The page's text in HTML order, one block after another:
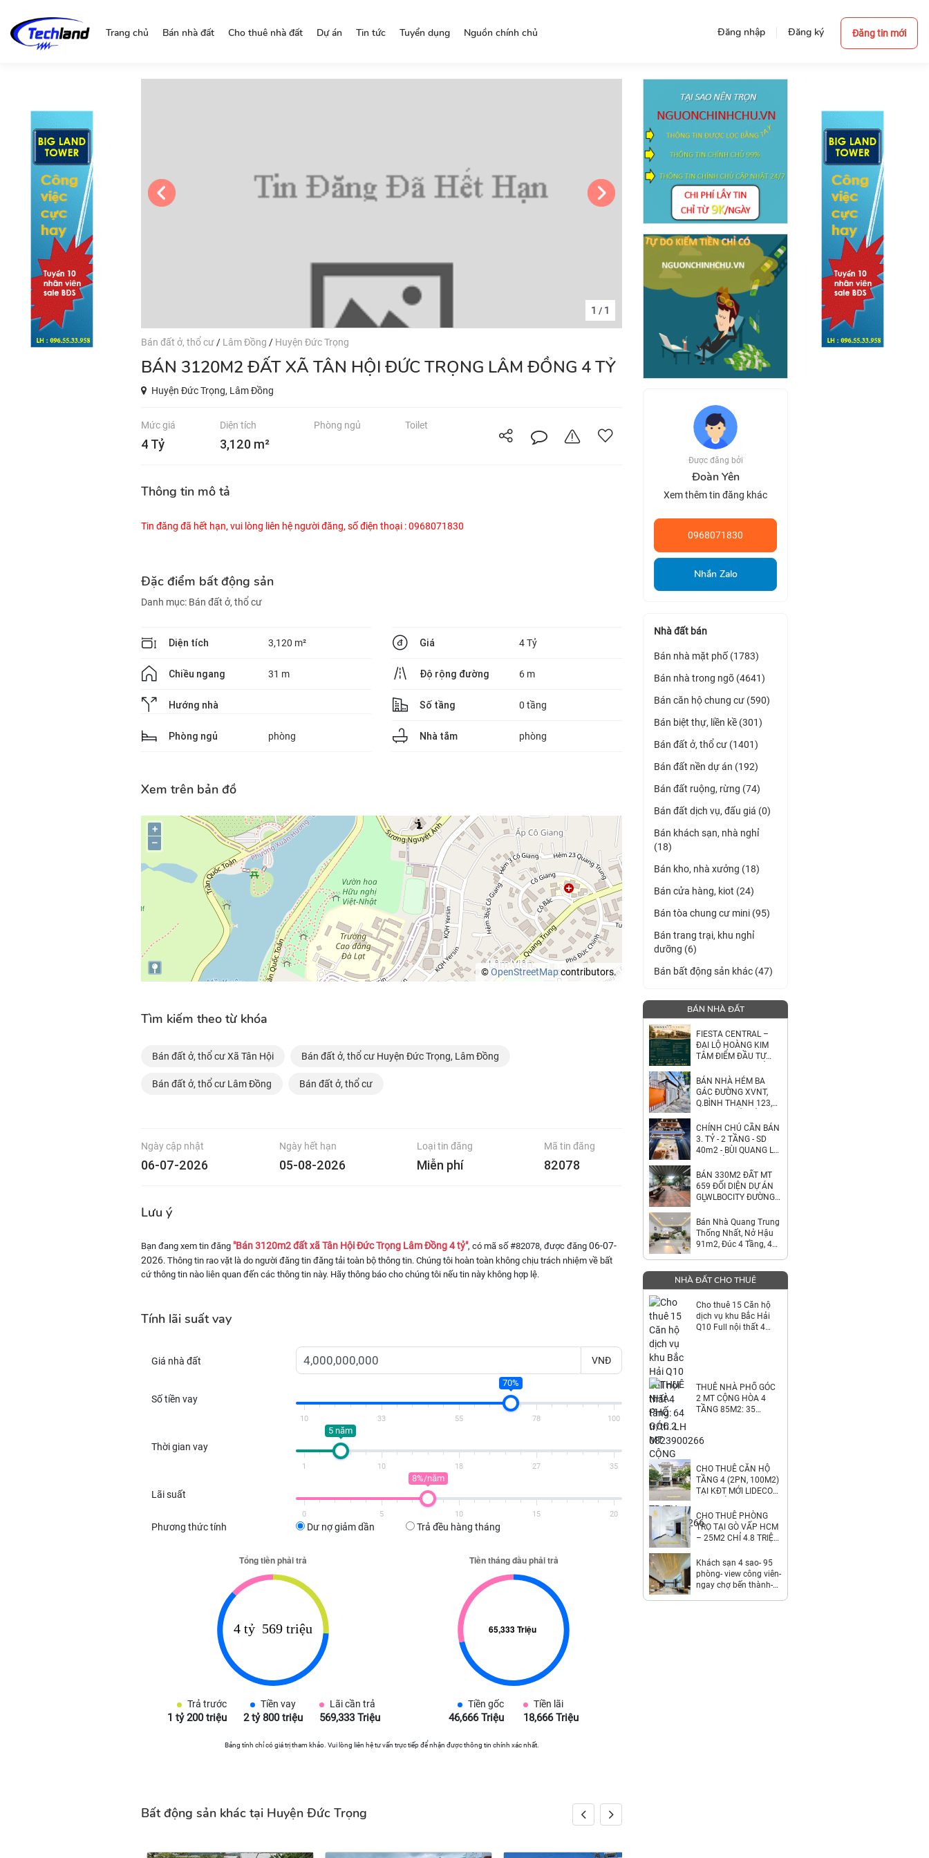
Đăng nhập Đăng ký Đăng tin mới
Trang chủ Bán nhà đất Cho thuê nhà đất Dự án Tin tức Tuyển dụng Nguồn chính chủ
1 / 1
Bán đất ở, thổ cư / Lâm Đồng / Huyện Đức Trọng
BÁN 3120M2 ĐẤT XÃ TÂN HỘI ĐỨC TRỌNG LÂM ĐỒNG 4 TỶ
Huyện Đức Trọng, Lâm Đồng
Mức giá
4 Tỷ
Diện tích
3,120 m²
Phòng ngủ Toilet
Thông tin mô tả
Tin đăng đã hết hạn, vui lòng liên hệ người đăng, số điện thoại : 0968071830
Đặc điểm bất động sản
Danh mục: Bán đất ở, thổ cư
Diện tích 3,120 m² Giá 4 Tỷ
Chiều ngang 31 m Độ rộng đường 6 m
Hướng nhà Số tầng 0 tầng
Phòng ngủ phòng Nhà tắm phòng
Xem trên bản đồ
+
–
©OpenStreetMapcontributors.
Tìm kiếm theo từ khóa
Bán đất ở, thổ cư Xã Tân Hội Bán đất ở, thổ cư Huyện Đức Trọng, Lâm Đồng
Bán đất ở, thổ cư Lâm Đồng Bán đất ở, thổ cư
Ngày cập nhật
06-07-2026
Ngày hết hạn
05-08-2026
Loại tin đăng
Miễn phí
Mã tin đăng
82078
Lưu ý
Bạn đang xem tin đăng "Bán 3120m2 đất xã Tân Hội Đức Trọng Lâm Đồng 4 tỷ", có mã số #82078, được đăng 06-07-
2026. Thông tin rao vặt là do người đăng tin đăng tải toàn bộ thông tin. Chúng tôi hoàn toàn không chịu trách nhiệm về bất
cứ thông tin nào liên quan đến các thông tin này. Hãy thông báo cho chúng tôi nếu tin này không hợp lệ.
Tính lãi suất vay
Giá nhà đất VNĐ
Số tiền vay
70%
10 33 55 78 100
Thời gian vay
5 năm
1 10 18 27 35
Lãi suất
8%/năm
0 5 10 15 20
Phương thức tính Dư nợ giảm dần Trả đều hàng tháng
Trả trước
1 tỷ 200 triệu
Tiền vay
2 tỷ 800 triệu
Lãi cần trả
569,333 Triệu
Tiền gốc
46,666 Triệu
Tiền lãi
18,666 Triệu
Bảng tính chỉ có giá trị tham khảo. Vui lòng liên hệ tư vấn trực tiếp để nhận được thông tin chính xác nhất.
Bất động sản khác tại Huyện Đức Trọng
Được đăng bởi
Đoàn Yên
Xem thêm tin đăng khác
0968071830
Nhắn Zalo
Nhà đất bán
Bán nhà mặt phố (1783)
Bán nhà trong ngõ (4641)
Bán căn hộ chung cư (590)
Bán biệt thự, liền kề (301)
Bán đất ở, thổ cư (1401)
Bán đất nền dự án (192)
Bán đất ruộng, rừng (74)
Bán đất dịch vụ, đấu giá (0)
Bán khách sạn, nhà nghỉ
(18)
Bán kho, nhà xưởng (18)
Bán cửa hàng, kiot (24)
Bán tòa chung cư mini (95)
Bán trang trại, khu nghỉ
dưỡng (6)
Bán bất động sản khác (47)
BÁN NHÀ ĐẤT
FIESTA CENTRAL –
ĐẠI LỘ HOÀNG KIM
TÂM ĐIỂM ĐẦU TƯ
BÌNH DƯƠNG
BÁN NHÀ HẺM BA
GÁC ĐƯỜNG XVNT,
Q.BÌNH THẠNH 123,5
LH:0792022984.
CHÍNH CHỦ CẦN BÁN
3. TỶ - 2 TẦNG - SD
40m2 - BÙI QUANG LÀ
BÁN 330M2 ĐẤT MT
659 ĐỐI DIỆN DỰ ÁN
GLWLBOCITY ĐƯỜNG
THỦ ĐỨC.
LH:0903464999.
Bán Nhà Quang Trung
Thống Nhất, Nở Hậu
91m2, Đúc 4 Tầng, 4
NHÀ ĐẤT CHO THUÊ
Cho thuê 15 Căn hộ
dịch vụ khu Bắc Hải
Q10 Full nội thất 4
THUÊ NHÀ PHỐ GÓC
2 MT CỘNG HÒA 4
TẦNG 85M2: 35
CHO THUÊ CĂN HỘ
TẦNG 4 (2PN, 100M2)
TẠI KĐT MỚI LIDECO
6.8TR/TH.
LH:0971928881
CHO THUÊ PHÒNG
TRỌ TẠI GÒ VẤP HCM
– 25M2 CHỈ 4.8 TRIỆU
LH:0359203979.
Khách sạn 4 sao- 95
phòng- view công viên-
ngay chợ bến thành-